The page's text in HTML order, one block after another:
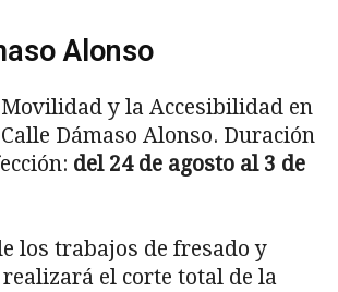
Alonso
y la Accesibilidad en
Dámaso Alonso. Duración
del 24 de agosto al 3 de
los trabajos de fresado y
el corte total de la